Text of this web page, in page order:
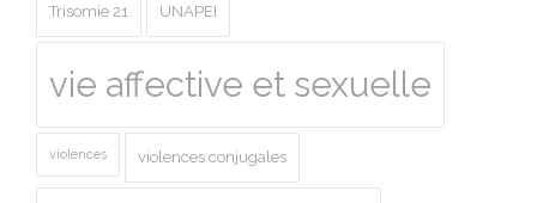
Trisomie 21 UNAPEI
vie affective et sexuelle
violences violences conjugales